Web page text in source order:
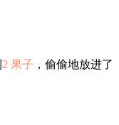
2 果子 ，偷偷地放进了